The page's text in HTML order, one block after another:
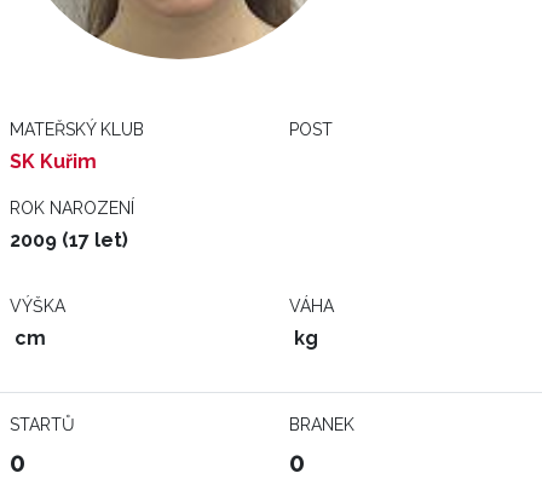
MATEŘSKÝ KLUB
SK Kuřim
POST
ROK NAROZENÍ
2009 (17 let)
VÝŠKA
cm
VÁHA
kg
STARTŮ
0
BRANEK
0